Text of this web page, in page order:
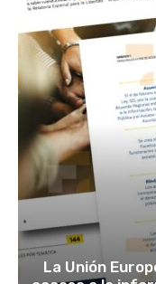
La Unión